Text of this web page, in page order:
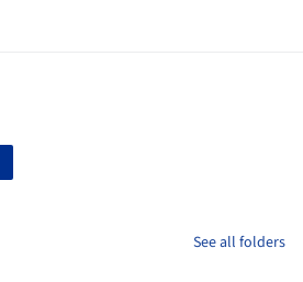
See all folders